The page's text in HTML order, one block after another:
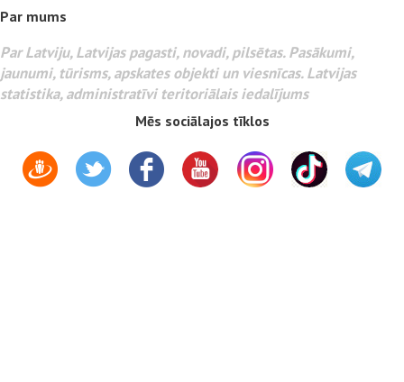
Par mums
Par Latviju, Latvijas pagasti, novadi, pilsētas. Pasākumi,
jaunumi, tūrisms, apskates objekti un viesnīcas. Latvijas
statistika, administratīvi teritoriālais iedalījums
Mēs sociālajos tīklos